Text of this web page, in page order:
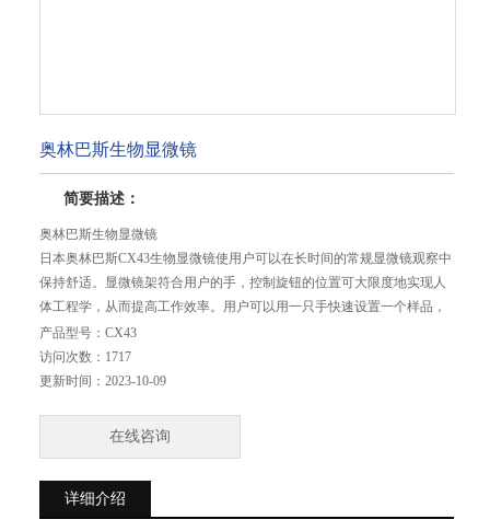
奥林巴斯生物显微镜
简要描述：
奥林巴斯生物显微镜
日本奥林巴斯CX43生物显微镜使用户可以在长时间的常规显微镜观察中
保持舒适。显微镜架符合用户的手，控制旋钮的位置可大限度地实现人
体工程学，从而提高工作效率。用户可以用一只手快速设置一个样品，
同时调整焦点，另一只手运动载物台，移动小。
产品型号： CX43
访问次数： 1717
更新时间： 2023-10-09
在线咨询
详细介绍